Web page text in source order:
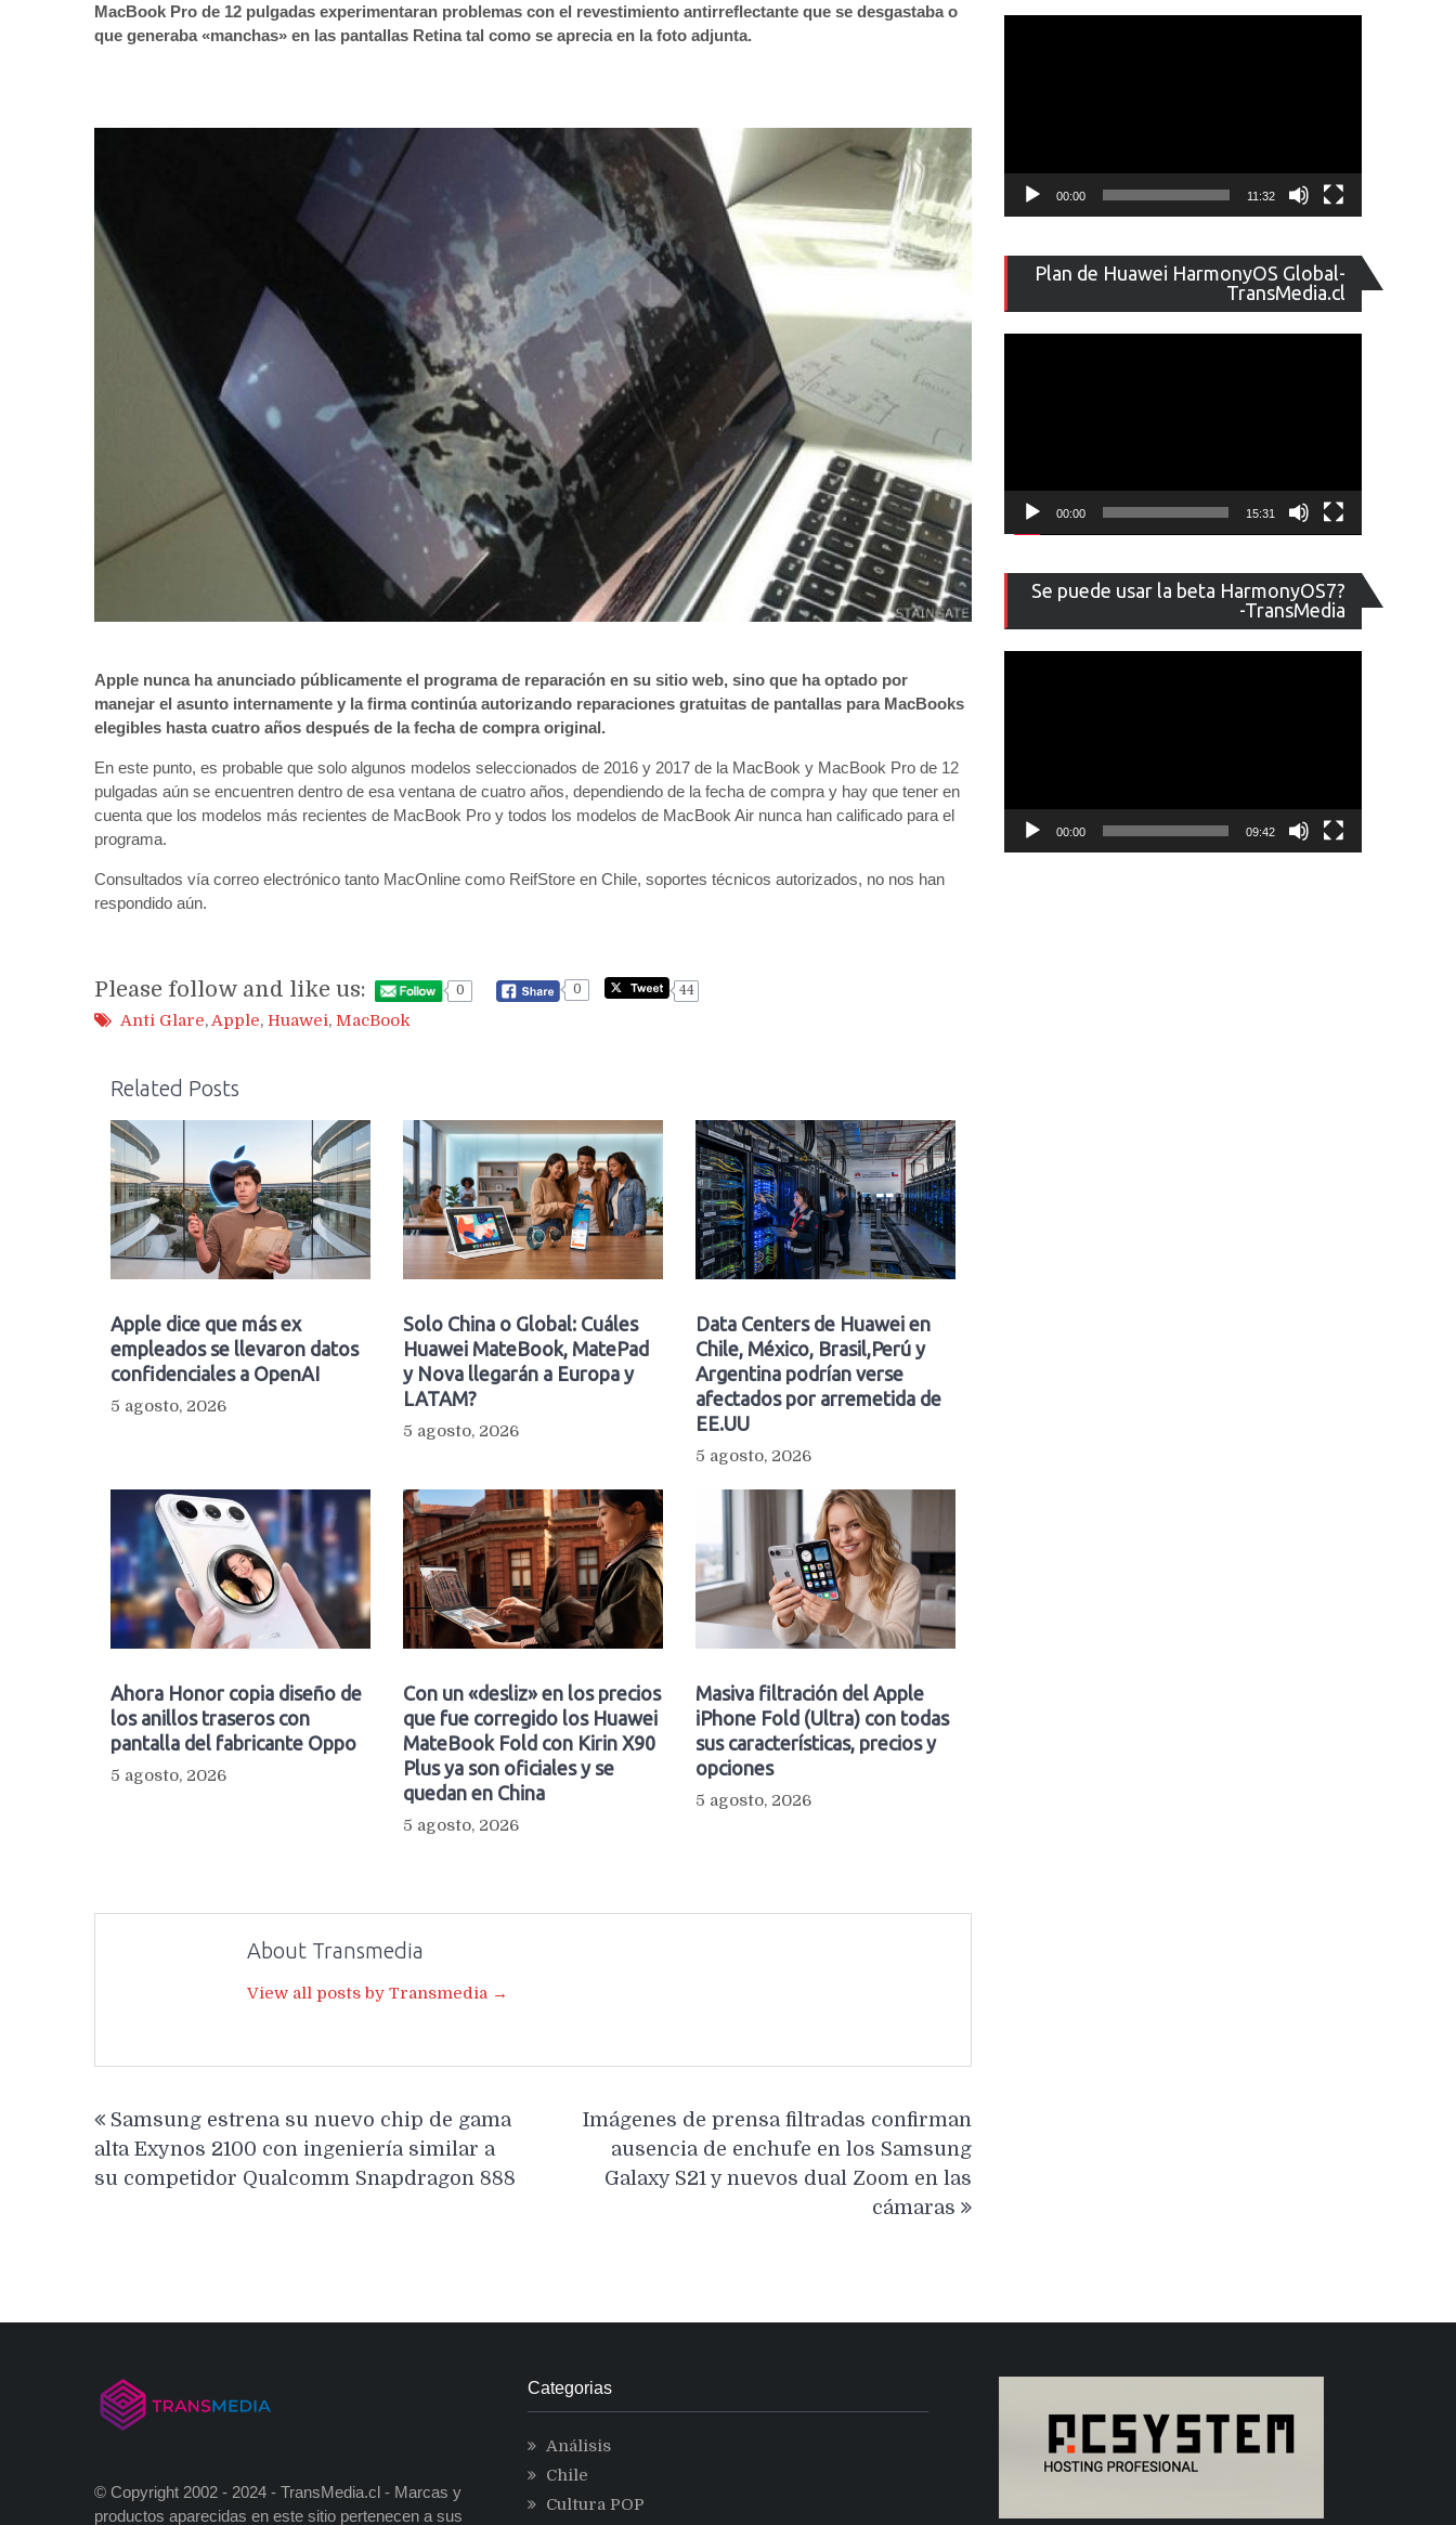
MacBook Pro de 12 pulgadas experimentaran problemas con el revestimiento antirreflectante que se desgastaba o
que generaba «manchas» en las pantallas Retina tal como se aprecia en la foto adjunta.
Apple nunca ha anunciado públicamente el programa de reparación en su sitio web, sino que ha optado por
manejar el asunto internamente y la firma continúa autorizando reparaciones gratuitas de pantallas para MacBooks
elegibles hasta cuatro años después de la fecha de compra original.
En este punto, es probable que solo algunos modelos seleccionados de 2016 y 2017 de la MacBook y MacBook Pro de 12
pulgadas aún se encuentren dentro de esa ventana de cuatro años, dependiendo de la fecha de compra y hay que tener en
cuenta que los modelos más recientes de MacBook Pro y todos los modelos de MacBook Air nunca han calificado para el
programa.
Consultados vía correo electrónico tanto MacOnline como ReifStore en Chile, soportes técnicos autorizados, no nos han
respondido aún.
Please follow and like us: 0 0 44
Anti Glare,Apple, Huawei, MacBook
Related Posts
Apple dice que más ex
empleados se llevaron datos
confidenciales a OpenAI
5 agosto, 2026
Solo China o Global: Cuáles
Huawei MateBook, MatePad
y Nova llegarán a Europa y
LATAM?
5 agosto, 2026
Data Centers de Huawei en
Chile, México, Brasil,Perú y
Argentina podrían verse
afectados por arremetida de
EE.UU
5 agosto, 2026
Ahora Honor copia diseño de
los anillos traseros con
pantalla del fabricante Oppo
5 agosto, 2026
Con un «desliz» en los precios
que fue corregido los Huawei
MateBook Fold con Kirin X90
Plus ya son oficiales y se
quedan en China
5 agosto, 2026
Masiva filtración del Apple
iPhone Fold (Ultra) con todas
sus características, precios y
opciones
5 agosto, 2026
About Transmedia
View all posts by Transmedia →
de
entradas
Samsung estrena su nuevo chip de gama
alta Exynos 2100 con ingeniería similar a
su competidor Qualcomm Snapdragon 888
Imágenes de prensa filtradas confirman
ausencia de enchufe en los Samsung
Galaxy S21 y nuevos dual Zoom en las
cámaras
vídeo
00:00 11:32
Plan de Huawei HarmonyOS Global-
TransMedia.cl
de
vídeo
00:00 15:31
Se puede usar la beta HarmonyOS7?
-TransMedia
de
vídeo
00:00 09:42
© Copyright 2002 - 2024 - TransMedia.cl - Marcas y
productos aparecidas en este sitio pertenecen a sus
Categorias
Análisis
Chile
Cultura POP